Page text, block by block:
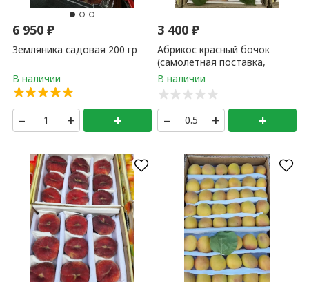
6 950₽
Земляника садовая 200 гр
– + +
3 400₽
Абрикос красный бочок
(самолетная поставка,
Узбекистан) 500 гр
– + +